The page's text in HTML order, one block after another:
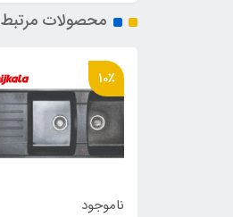
محصولات مرتبط
10٪
ناموجود